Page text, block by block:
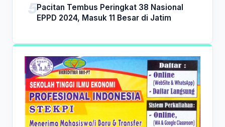
Pacitan Tembus Peringkat 38 Nasional
EPPD 2024, Masuk 11 Besar di Jatim